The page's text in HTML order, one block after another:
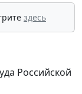
здесь
Российской